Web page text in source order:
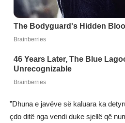
”Dhuna e javëve së kaluara ka
çdo ditë nga vendi duke sjellë që